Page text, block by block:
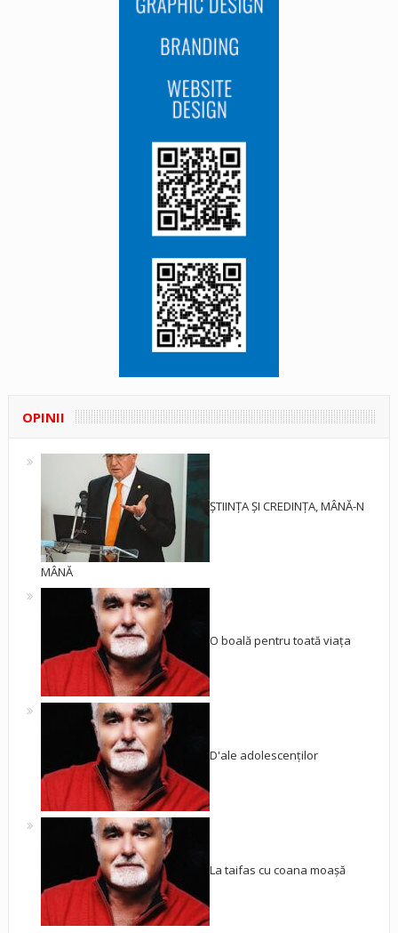
OPINII
ȘTIINȚA ȘI CREDINȚA, MÂNĂ-N
MÂNĂ
O boală pentru toată viața
D'ale adolescenților
La taifas cu coana moașă